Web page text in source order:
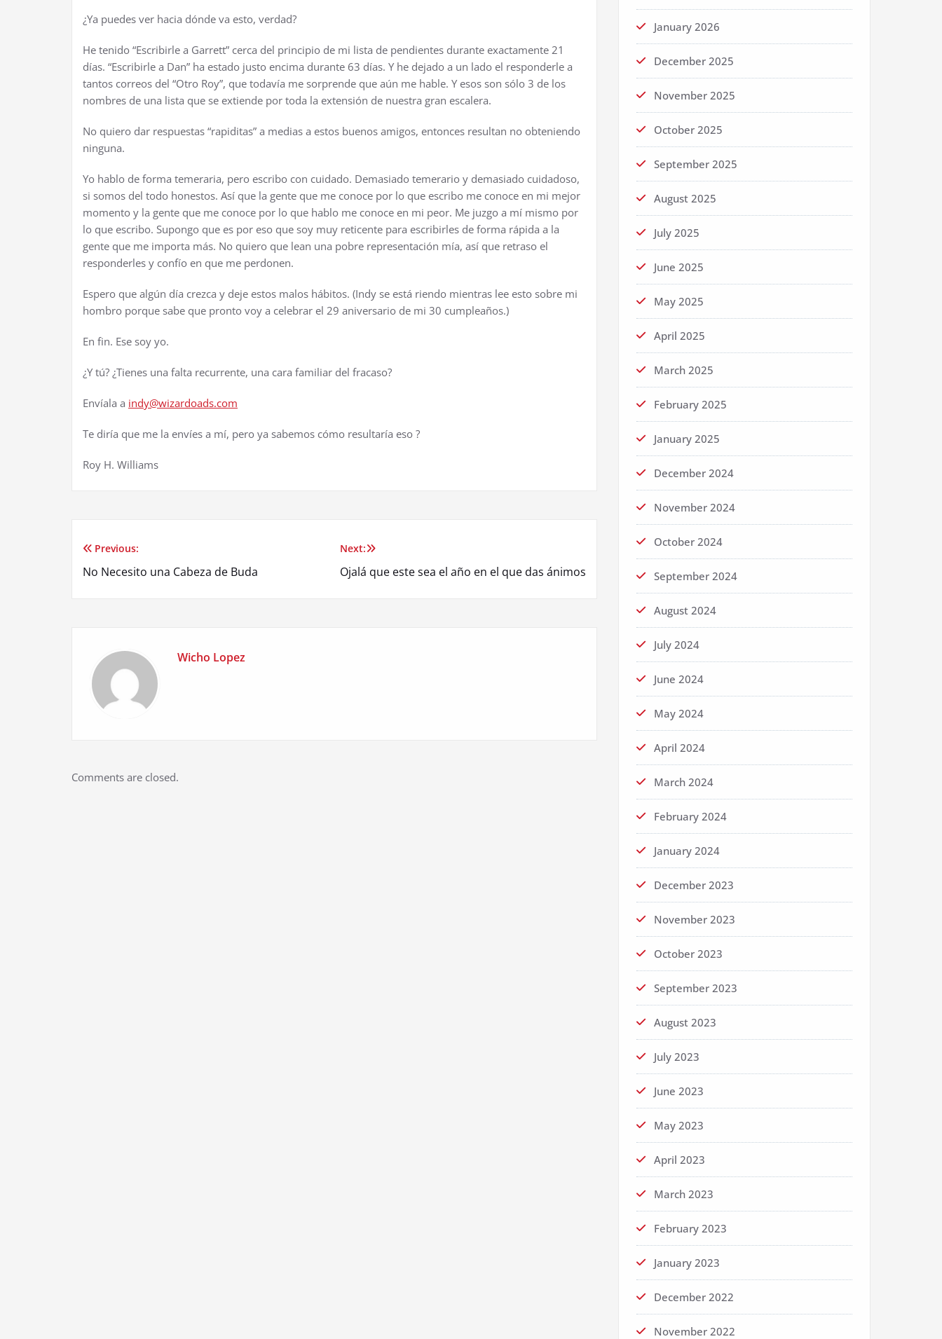
¿Ya puedes ver hacia dónde va esto, verdad?
He tenido “Escribirle a Garrett” cerca del principio de mi lista de pendientes durante exactamente 21
días. “Escribirle a Dan” ha estado justo encima durante 63 días. Y he dejado a un lado el responderle a
tantos correos del “Otro Roy”, que todavía me sorprende que aún me hable. Y esos son sólo 3 de los
nombres de una lista que se extiende por toda la extensión de nuestra gran escalera.
No quiero dar respuestas “rapiditas” a medias a estos buenos amigos, entonces resultan no obteniendo
ninguna.
Yo hablo de forma temeraria, pero escribo con cuidado. Demasiado temerario y demasiado cuidadoso,
si somos del todo honestos. Así que la gente que me conoce por lo que escribo me conoce en mi mejor
momento y la gente que me conoce por lo que hablo me conoce en mi peor. Me juzgo a mí mismo por
lo que escribo. Supongo que es por eso que soy muy reticente para escribirles de forma rápida a la
gente que me importa más. No quiero que lean una pobre representación mía, así que retraso el
responderles y confío en que me perdonen.
Espero que algún día crezca y deje estos malos hábitos. (Indy se está riendo mientras lee esto sobre mi
hombro porque sabe que pronto voy a celebrar el 29 aniversario de mi 30 cumpleaños.)
En fin. Ese soy yo.
¿Y tú? ¿Tienes una falta recurrente, una cara familiar del fracaso?
Envíala a indy@wizardoads.com
Te diría que me la envíes a mí, pero ya sabemos cómo resultaría eso ?
Roy H. Williams
Post
Previous:
No Necesito una Cabeza de Buda
Next:
Ojalá que este sea el año en el que das ánimos
Wicho Lopez
Comments are closed.
January 2026
December 2025
November 2025
October 2025
September 2025
August 2025
July 2025
June 2025
May 2025
April 2025
March 2025
February 2025
January 2025
December 2024
November 2024
October 2024
September 2024
August 2024
July 2024
June 2024
May 2024
April 2024
March 2024
February 2024
January 2024
December 2023
November 2023
October 2023
September 2023
August 2023
July 2023
June 2023
May 2023
April 2023
March 2023
February 2023
January 2023
December 2022
November 2022